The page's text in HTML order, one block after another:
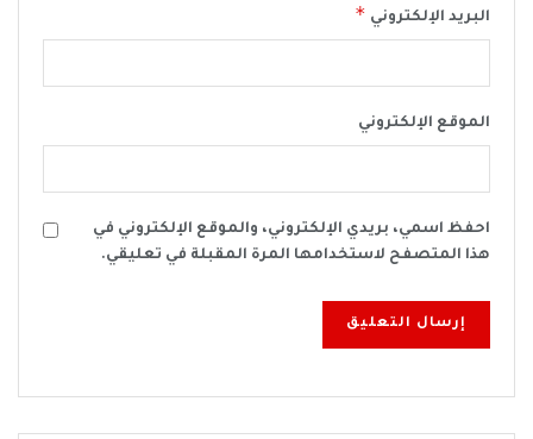
البريد الإلكتروني *
الموقع الإلكتروني
احفظ اسمي، بريدي الإلكتروني، والموقع الإلكتروني في
هذا المتصفح لاستخدامها المرة المقبلة في تعليقي.